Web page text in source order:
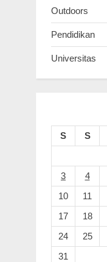
Outdoors
Pendidikan
Universitas
S S
3
4
10
11
17
18
24
25
31